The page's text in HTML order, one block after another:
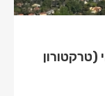
(טרקטורון